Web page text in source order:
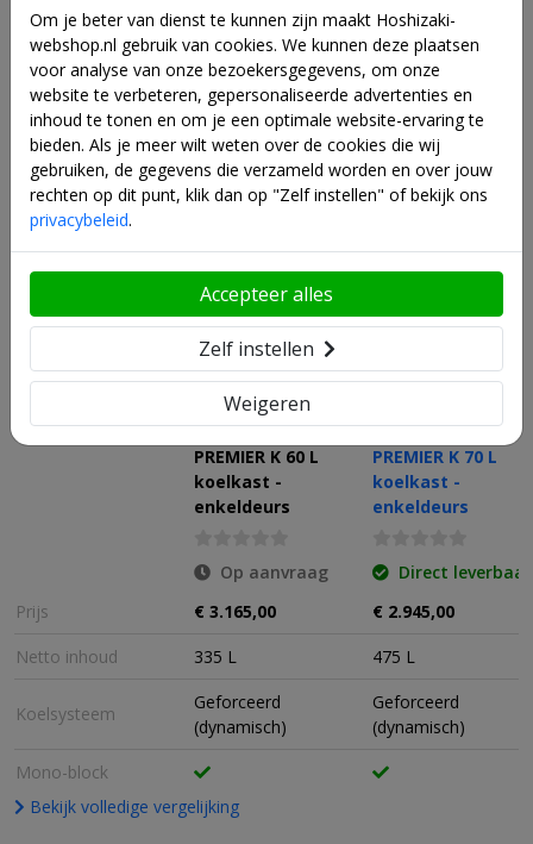
mening over dit product te delen.
Schrijf een review
Alternatieven
Huidig product
Hoshizaki
PREMIER K 60 L
koelkast -
enkeldeurs
Hoshizaki
PREMIER K 70 L
koelkast -
enkeldeurs
Op aanvraag
Direct leverbaar
Prijs
€ 3.165,00
€ 2.945,00
Netto inhoud
335 L 475 L
Koelsysteem
Geforceerd
(dynamisch)
Geforceerd
(dynamisch)
Mono-block
Bekijk volledige vergelijking
Om je beter van dienst te kunnen zijn maakt Hoshizaki-
webshop.nl gebruik van cookies. We kunnen deze plaatsen
voor analyse van onze bezoekersgegevens, om onze
website te verbeteren, gepersonaliseerde advertenties en
inhoud te tonen en om je een optimale website-ervaring te
bieden. Als je meer wilt weten over de cookies die wij
gebruiken, de gegevens die verzameld worden en over jouw
rechten op dit punt, klik dan op "Zelf instellen" of bekijk ons
privacybeleid.
Weigeren
Zelf instellen
Accepteer alles